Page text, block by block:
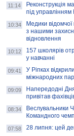
11:14
Реконструкція
під
10:34
Медики
з нашими
відновлення
10:12
157 школярів
у навчанні
09:41
У Ріпках
міжнародних
09:09
Напередодні
привітав
08:34
Веслувальники
Командного
07:58 28 липня: цей